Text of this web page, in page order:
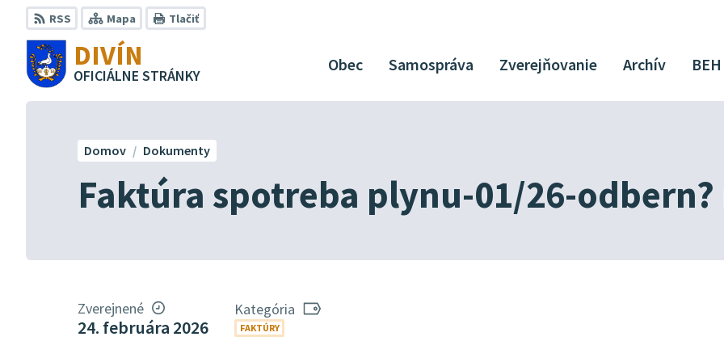
Preskočiť
na
obsah
RSS Mapa Tlačiť
DIVÍN
OFICIÁLNE STRÁNKY
Obec Samospráva Zverejňovanie Archív BEH
Faktúra spotreba plynu-01/26-odbern?
Domov Dokumenty
Zverejnené
24. februára 2026
Kategória
FAKTÚRY